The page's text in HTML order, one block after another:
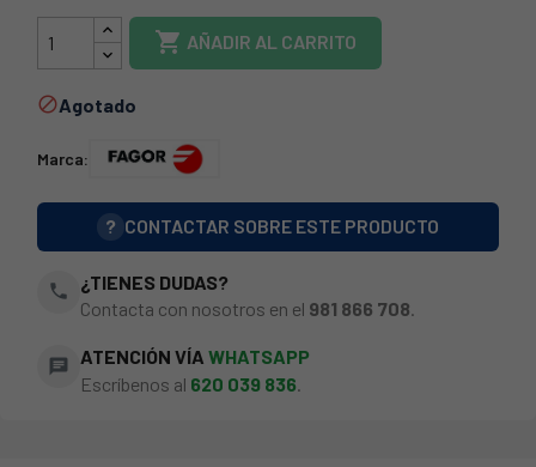
 AÑADIR AL CARRITO
Agotado
Marca:
? CONTACTAR SOBRE ESTE PRODUCTO
phone
¿TIENES DUDAS?
Contacta con nosotros en el 981 866 708.
chat ATENCIÓN VÍA WHATSAPP
Escríbenos al 620 039 836